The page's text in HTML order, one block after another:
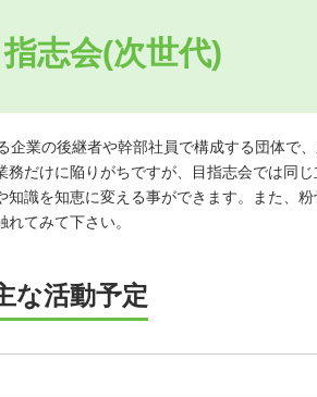
指志会(次世代)
業の後継者や幹部社員で構成する団体で
だけに陥りがちですが、目指志会では同
識を知恵に変える事ができます。また、粉
てみて下さい。
な活動予定